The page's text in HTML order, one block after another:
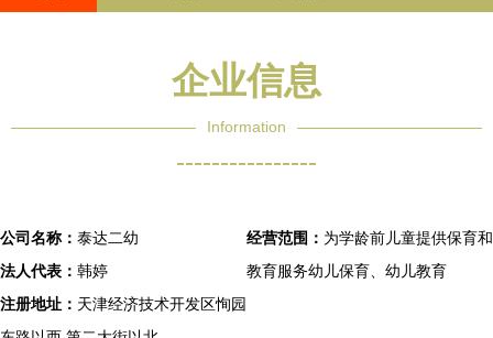
企业信息
Information
----------------
公司名称： 泰达二幼
法人代表： 韩婷
注册地址： 天津经济技术开发区恂园
经营范围： 为学龄前儿童提供保育和
教育服务幼儿保育、幼儿教育